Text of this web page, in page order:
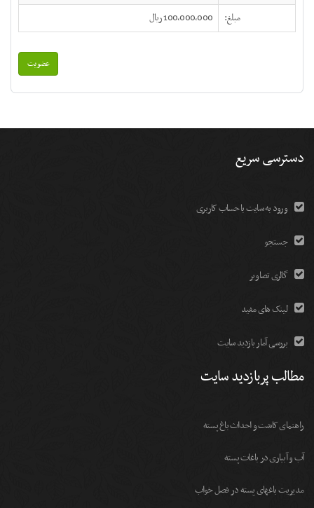
مبلغ:
100,000,000 ریال
عضویت
دسترسی سریع
ورود به سایت با حساب کاربری
جستجو
گالری تصاویر
لینک های مفید
بررسی آمار بازدید سایت
مطالب پربازدید سایت
راهنمای کاشت و احداث باغ پسته
آب و آبیاری در باغات پسته
مديريت باغهای پسته در فصل خواب